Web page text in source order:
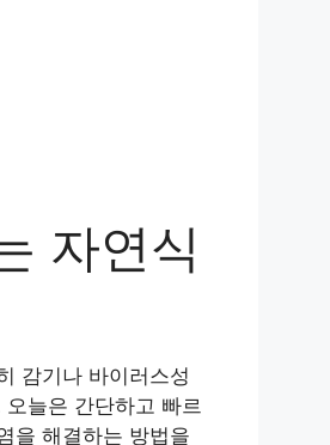
자연식
감기나 바이러스성
늘은 간단하고 빠르
을 해결하는 방법을